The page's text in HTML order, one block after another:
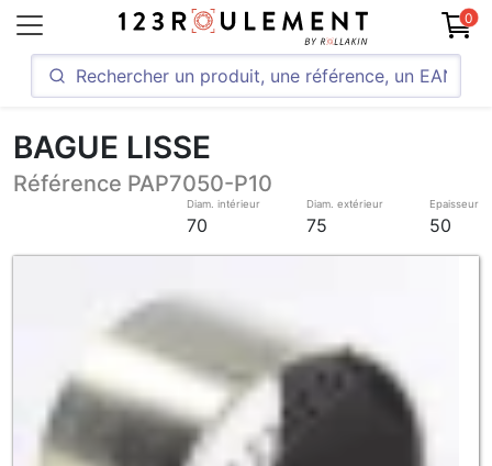
0
BAGUE LISSE
Référence PAP7050-P10
Diam. intérieur
70
Diam. extérieur
75
Epaisseur
50